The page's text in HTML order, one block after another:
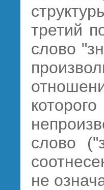
третий
слово
слово
не